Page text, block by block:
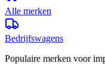
Alle merken
Bedrijfswagens
Populaire merken voor